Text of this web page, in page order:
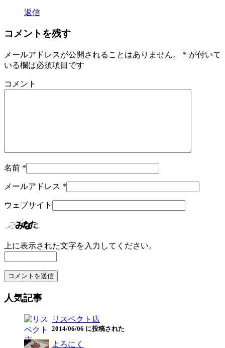
返信
コメントを残す
メールアドレスが公開されることはありません。 * が付いて
いる欄は必須項目です
コメント
名前 *
メールアドレス *
ウェブサイト
上に表示された文字を入力してください。
人気記事
リスペクト店
2014/06/06 に投稿された
よろにく